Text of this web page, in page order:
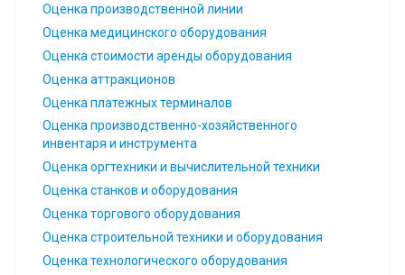
Оценка производственной линии
Оценка медицинского оборудования
Оценка стоимости аренды оборудования
Оценка аттракционов
Оценка платежных терминалов
Оценка производственно-хозяйственного
инвентаря и инструмента
Оценка оргтехники и вычислительной техники
Оценка станков и оборудования
Оценка торгового оборудования
Оценка строительной техники и оборудования
Оценка технологического оборудования